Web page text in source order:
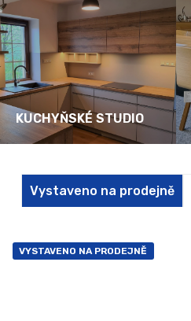
t
k
e
m
KUCHYŇSKÉ STUDIO
Vystaveno na prodejně
VYSTAVENO NA PRODEJNĚ
n
a
j
í
t
?
HLEDAT